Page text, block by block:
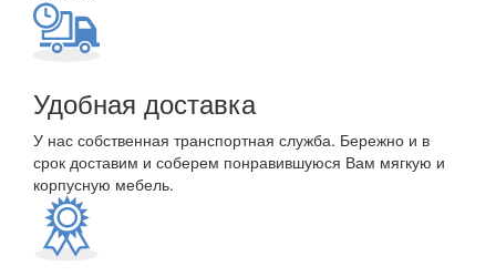
Удобная доставка
У нас собственная транспортная служба. Бережно и в
срок доставим и соберем понравившуюся Вам мягкую и
корпусную мебель.